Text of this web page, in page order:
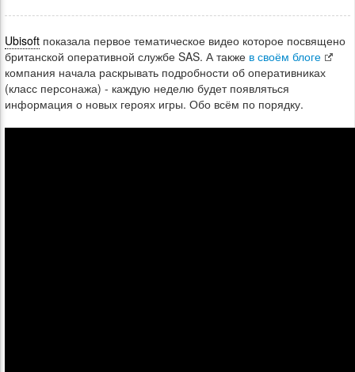
Ubisoft показала первое тематическое видео которое посвящено
британской оперативной службе SAS. А также в своём блоге
компания начала раскрывать подробности об оперативниках
(класс персонажа) - каждую неделю будет появляться
информация о новых героях игры. Обо всём по порядку.